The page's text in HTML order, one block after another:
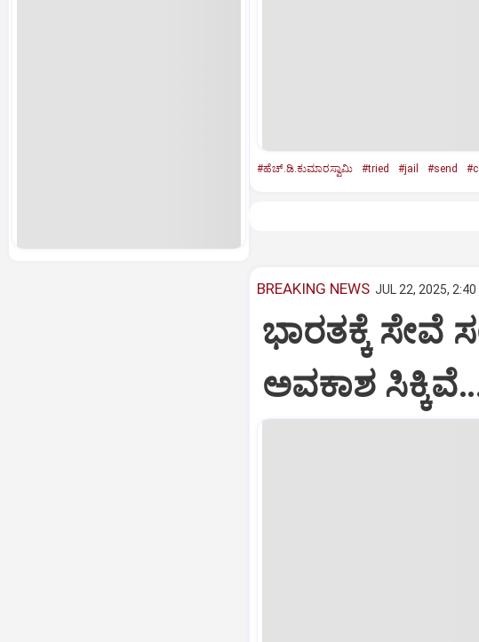
#ಹೆಚ್‌.ಡಿ.ಕುಮಾರಸ್ವಾಮಿ #tried #jail #send
BREAKING NEWS JUL 22, 2025, 2:40
ಭಾರತಕ್ಕೆ ಸೇವೆ
ಅವಕಾಶ